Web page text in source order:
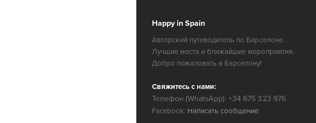
Happy in Spain
Авторский путеводитель по Барселоне.
Лучшие места и ближайшие мероприятия.
Добро пожаловать в Барселону!
Свяжитесь с нами:
Телефон (WhatsApp): +34 675 323 976
Facebook: Написать сообщение